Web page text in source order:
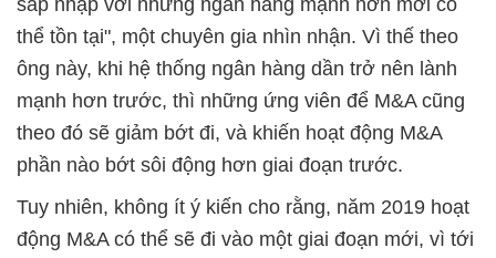
sáp nhập với những ngân hàng mạnh hơn mới có
thể tồn tại", một chuyên gia nhìn nhận. Vì thế theo
ông này, khi hệ thống ngân hàng dần trở nên lành
mạnh hơn trước, thì những ứng viên để M&A cũng
theo đó sẽ giảm bớt đi, và khiến hoạt động M&A
phần nào bớt sôi động hơn giai đoạn trước.
Tuy nhiên, không ít ý kiến cho rằng, năm 2019 hoạt
động M&A có thể sẽ đi vào một giai đoạn mới, vì tới